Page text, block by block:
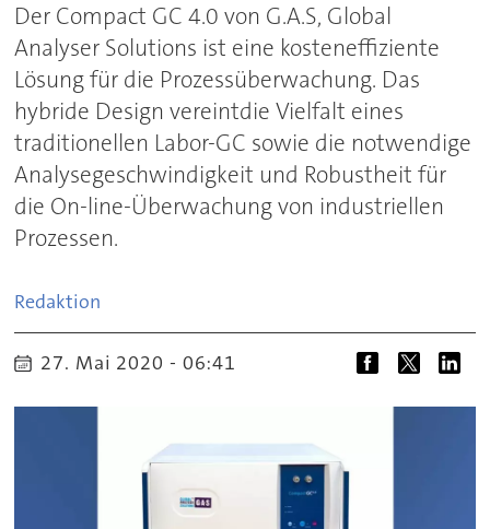
Der Compact GC 4.0 von G.A.S, Global
Analyser Solutions ist eine kosteneffiziente
Lösung für die Prozessüberwachung. Das
hybride Design vereintdie Vielfalt eines
traditionellen Labor-GC sowie die notwendige
Analysegeschwindigkeit und Robustheit für
die On-line-Überwachung von industriellen
Prozessen.
Redaktion
27. Mai 2020 - 06:41